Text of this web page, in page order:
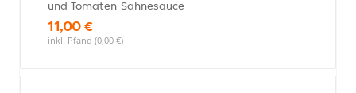
und Tomaten-Sahnesauce
11,00 €
inkl. Pfand (0,00 €)